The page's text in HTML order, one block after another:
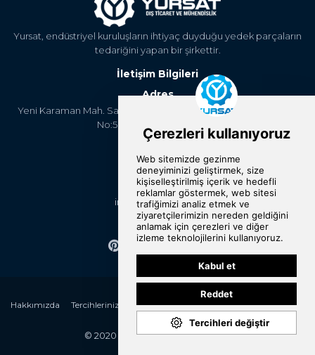
Yursat, endüstriyel kuruluşların ihtiyaç duyduğu yedek parçaların
tedariğini yapan bir şirkettir.
İletişim Bilgileri
Adres
Yeni Karaman Mah. Sanayi Cad. 4. Kantar Sok. Asya Plaza Kat:5
No:505 Osmangazi/BURSA
+90 224 2400304
E-Posta
info@yursat.com.tr
Bizi Takip Edin
Hakkımızda Tercihlerinizi Değiştirin Kategoriler
Markalar
Referanslar
İletişim
© 2020 Yursat All rights reserved